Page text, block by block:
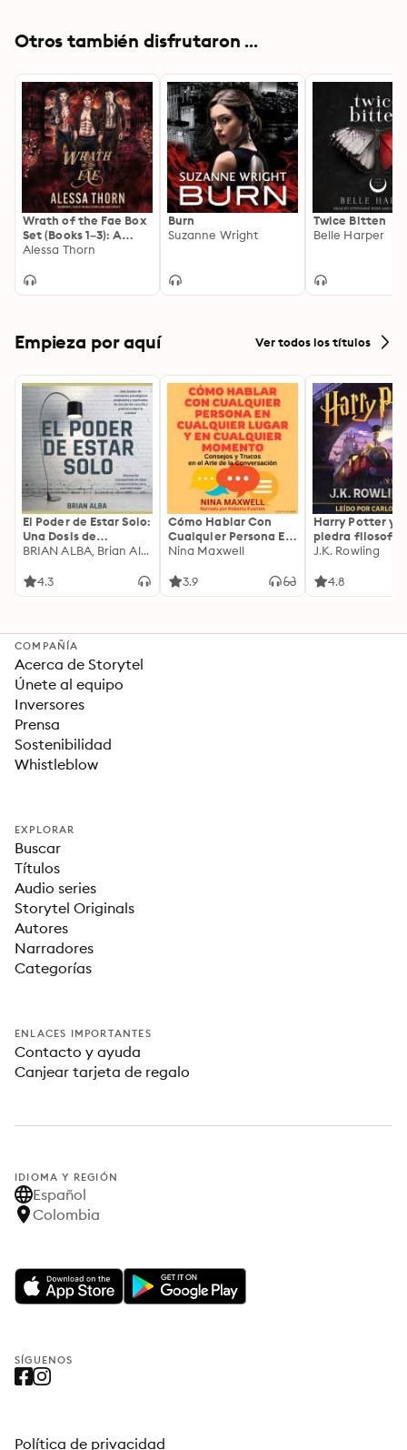
Otros también disfrutaron ...
Wrath of the Fae Box
Set (Books 1–3): A
Fated Mates Fae
Alessa Thorn
Burn
Suzanne Wright
Twice Bitten
Belle Harper
Empieza por aquí Ver todos los títulos
El Poder de Estar Solo:
Una Dosis de
Motivación
Ideas Revolucionarias
BRIAN ALBA, Brian Alba
4.3
Cómo Hablar Con
Cualquier Persona En
Cualquier Lugar Y En
Nina Maxwell
3.9
Harry Potter y
piedra filosofal
J.K. Rowling
4.8
COMPAÑÍA
Acerca de Storytel
Únete al equipo
Inversores
Prensa
Sostenibilidad
Whistleblow
EXPLORAR
Buscar
Títulos
Audio series
Storytel Originals
Autores
Narradores
Categorías
ENLACES IMPORTANTES
Contacto y ayuda
Canjear tarjeta de regalo
IDIOMA Y REGIÓN
Español
Colombia
SÍGUENOS
Política de privacidad